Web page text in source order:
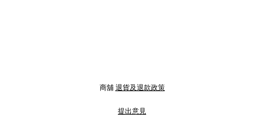
商舖 退貨及退款政策
提出意見